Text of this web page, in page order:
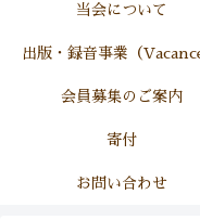
当会について
会員募集のご案内
寄付
お問い合わせ